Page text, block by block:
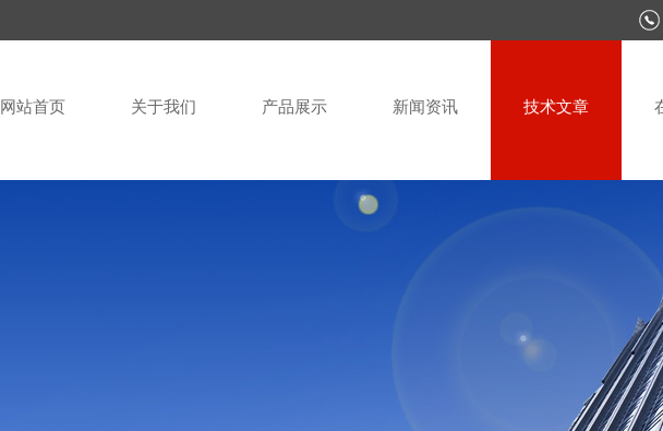
网站首页 关于我们 产品展示 新闻资讯 技术文章